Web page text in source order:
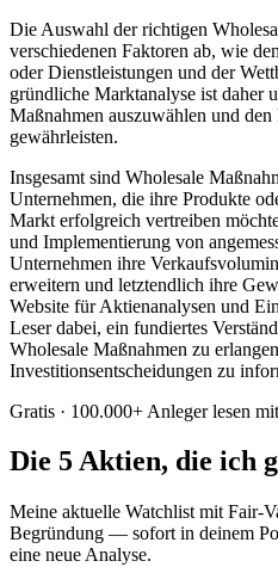
Die Auswahl der richtigen
verschiedenen Faktoren ab, wie
oder Dienstleistungen und der
gründliche Marktanalyse ist daher
Maßnahmen auszuwählen und
gewährleisten.
Insgesamt sind Wholesale
Unternehmen, die ihre Produkte
Markt erfolgreich vertreiben
und Implementierung von
Unternehmen ihre
erweitern und letztendlich ihre
Website für Aktienanalysen und
Leser dabei, ein fundiertes
Wholesale Maßnahmen zu
Investitionsentscheidungen zu
Gratis · 100.000+ Anleger lesen mit
Die 5 Aktien, die ich
Meine aktuelle Watchlist mit Fair-
Begründung — sofort in deinem
eine neue Analyse.